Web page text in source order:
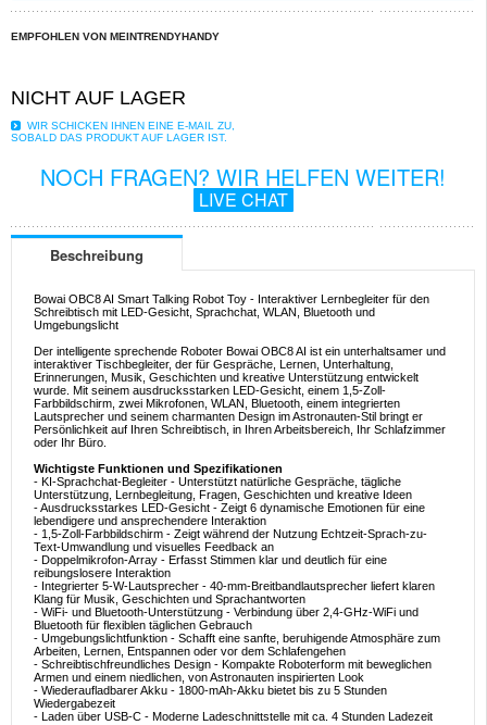
EMPFOHLEN VON MEINTRENDYHANDY
NICHT AUF LAGER
WIR SCHICKEN IHNEN EINE E-MAIL ZU,
SOBALD DAS PRODUKT AUF LAGER IST.
NOCH FRAGEN? WIR HELFEN WEITER!
LIVE CHAT
Beschreibung
Bowai OBC8 AI Smart Talking Robot Toy - Interaktiver Lernbegleiter für den
Schreibtisch mit LED-Gesicht, Sprachchat, WLAN, Bluetooth und
Umgebungslicht
Der intelligente sprechende Roboter Bowai OBC8 AI ist ein unterhaltsamer und
interaktiver Tischbegleiter, der für Gespräche, Lernen, Unterhaltung,
Erinnerungen, Musik, Geschichten und kreative Unterstützung entwickelt
wurde. Mit seinem ausdrucksstarken LED-Gesicht, einem 1,5-Zoll-
Farbbildschirm, zwei Mikrofonen, WLAN, Bluetooth, einem integrierten
Lautsprecher und seinem charmanten Design im Astronauten-Stil bringt er
Persönlichkeit auf Ihren Schreibtisch, in Ihren Arbeitsbereich, Ihr Schlafzimmer
oder Ihr Büro.
Wichtigste Funktionen und Spezifikationen
- KI-Sprachchat-Begleiter - Unterstützt natürliche Gespräche, tägliche
Unterstützung, Lernbegleitung, Fragen, Geschichten und kreative Ideen
- Ausdrucksstarkes LED-Gesicht - Zeigt 6 dynamische Emotionen für eine
lebendigere und ansprechendere Interaktion
- 1,5-Zoll-Farbbildschirm - Zeigt während der Nutzung Echtzeit-Sprach-zu-
Text-Umwandlung und visuelles Feedback an
- Doppelmikrofon-Array - Erfasst Stimmen klar und deutlich für eine
reibungslosere Interaktion
- Integrierter 5-W-Lautsprecher - 40-mm-Breitbandlautsprecher liefert klaren
Klang für Musik, Geschichten und Sprachantworten
- WiFi- und Bluetooth-Unterstützung - Verbindung über 2,4-GHz-WiFi und
Bluetooth für flexiblen täglichen Gebrauch
- Umgebungslichtfunktion - Schafft eine sanfte, beruhigende Atmosphäre zum
Arbeiten, Lernen, Entspannen oder vor dem Schlafengehen
- Schreibtischfreundliches Design - Kompakte Roboterform mit beweglichen
Armen und einem niedlichen, von Astronauten inspirierten Look
- Wiederaufladbarer Akku - 1800-mAh-Akku bietet bis zu 5 Stunden
Wiedergabezeit
- Laden über USB-C - Moderne Ladeschnittstelle mit ca. 4 Stunden Ladezeit